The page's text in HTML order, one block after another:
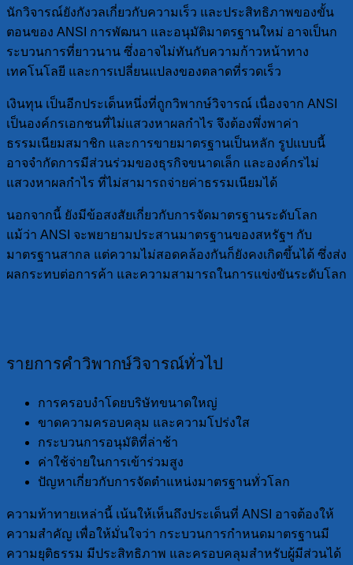
นักวิจารณ์ยังกังวลเกี่ยวกับความเร็ว และประสิทธิภาพของขั้น
ตอนของ ANSI การพัฒนา และอนุมัติมาตรฐานใหม่ อาจเป็นก
ระบวนการที่ยาวนาน ซึ่งอาจไม่ทันกับความก้าวหน้าทาง
เทคโนโลยี และการเปลี่ยนแปลงของตลาดที่รวดเร็ว
เงินทุน เป็นอีกประเด็นหนึ่งที่ถูกวิพากษ์วิจารณ์ เนื่องจาก ANSI
เป็นองค์กรเอกชนที่ไม่แสวงหาผลกำไร จึงต้องพึ่งพาค่า
ธรรมเนียมสมาชิก และการขายมาตรฐานเป็นหลัก รูปแบบนี้
อาจจำกัดการมีส่วนร่วมของธุรกิจขนาดเล็ก และองค์กรไม่
แสวงหาผลกำไร ที่ไม่สามารถจ่ายค่าธรรมเนียมได้
นอกจากนี้ ยังมีข้อสงสัยเกี่ยวกับการจัดมาตรฐานระดับโลก
แม้ว่า ANSI จะพยายามประสานมาตรฐานของสหรัฐฯ กับ
มาตรฐานสากล แต่ความไม่สอดคล้องกันก็ยังคงเกิดขึ้นได้ ซึ่งส่ง
ผลกระทบต่อการค้า และความสามารถในการแข่งขันระดับโลก
รายการคำวิพากษ์วิจารณ์ทั่วไป
การครอบงำโดยบริษัทขนาดใหญ่
ขาดความครอบคลุม และความโปร่งใส
กระบวนการอนุมัติที่ล่าช้า
ค่าใช้จ่ายในการเข้าร่วมสูง
ปัญหาเกี่ยวกับการจัดตำแหน่งมาตรฐานทั่วโลก
ความท้าทายเหล่านี้ เน้นให้เห็นถึงประเด็นที่ ANSI อาจต้องให้
ความสำคัญ เพื่อให้มั่นใจว่า กระบวนการกำหนดมาตรฐานมี
ความยุติธรรม มีประสิทธิภาพ และครอบคลุมสำหรับผู้มีส่วนได้